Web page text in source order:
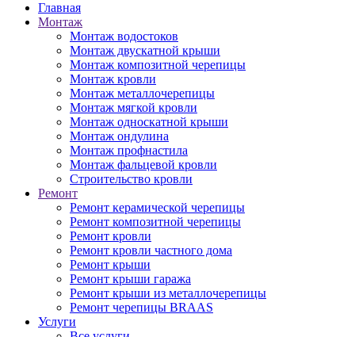
Главная
Монтаж
Монтаж водостоков
Монтаж двускатной крыши
Монтаж композитной черепицы
Монтаж кровли
Монтаж металлочерепицы
Монтаж мягкой кровли
Монтаж односкатной крыши
Монтаж ондулина
Монтаж профнастила
Монтаж фальцевой кровли
Строительство кровли
Ремонт
Ремонт керамической черепицы
Ремонт композитной черепицы
Ремонт кровли
Ремонт кровли частного дома
Ремонт крыши
Ремонт крыши гаража
Ремонт крыши из металлочерепицы
Ремонт черепицы BRAAS
Услуги